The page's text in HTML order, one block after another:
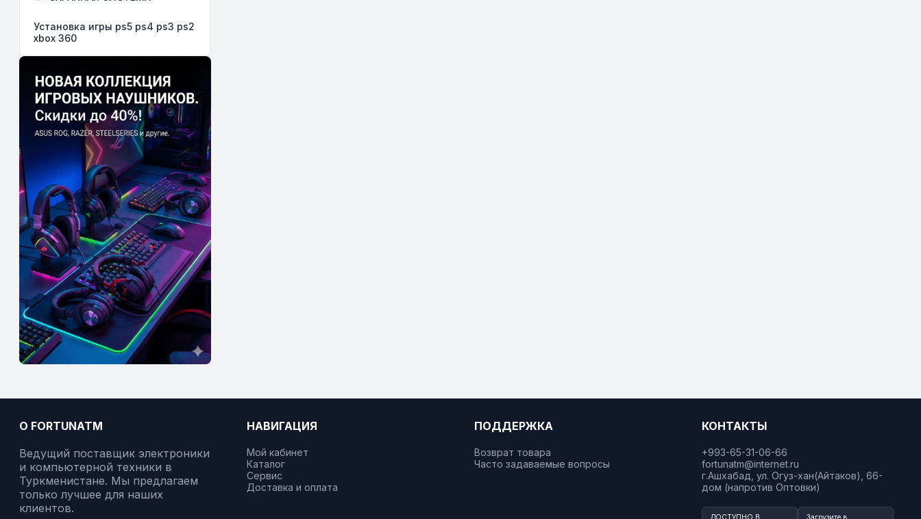
Установка игры ps5 ps4 ps3 ps2
xbox 360
О FORTUNATM
Ведущий поставщик электроники
и компьютерной техники в
Туркменистане. Мы предлагаем
только лучшее для наших
клиентов.
НАВИГАЦИЯ
Мой кабинет
Каталог
Сервис
Доставка и оплата
ПОДДЕРЖКА
Возврат товара
Часто задаваемые вопросы
КОНТАКТЫ
+993-65-31-06-66
fortunatm@internet.ru
г.Ашхабад, ул. Огуз-хан(Айтаков), 66-
дом (напротив Оптовки)
ДОСТУПНО В Загрузите в